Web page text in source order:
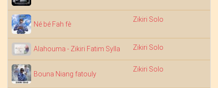
Né bé Fah fè
Zikiri Solo
Alahouma - Zikiri Fatim Sylla Zikiri Solo
Bouna Niang fatouly
Zikiri Solo